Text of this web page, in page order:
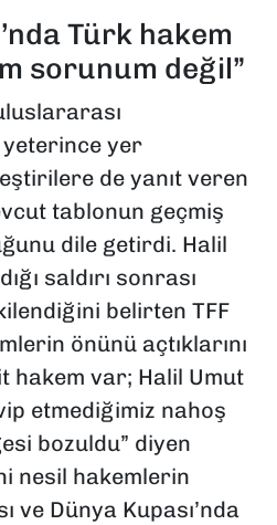
Türk hakem
sorunum değil”
yer
de yanıt veren
tablonun geçmiş
dile getirdi. Halil
saldırı sonrası
belirten TFF
önünü açtıklarını
hakem var; Halil Umut
etmediğimiz nahoş
bozuldu” diyen
nesil hakemlerin
ve Dünya Kupası’nda